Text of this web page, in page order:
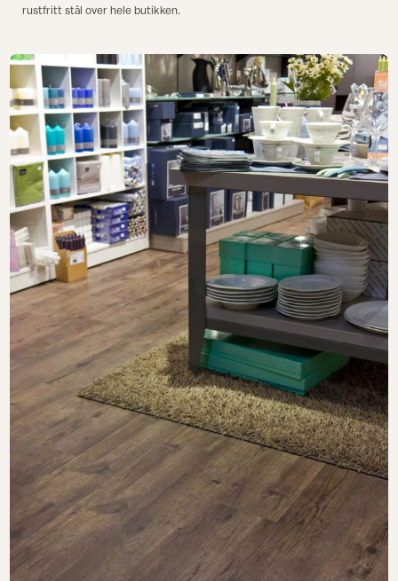
rustfritt stål over hele butikken.